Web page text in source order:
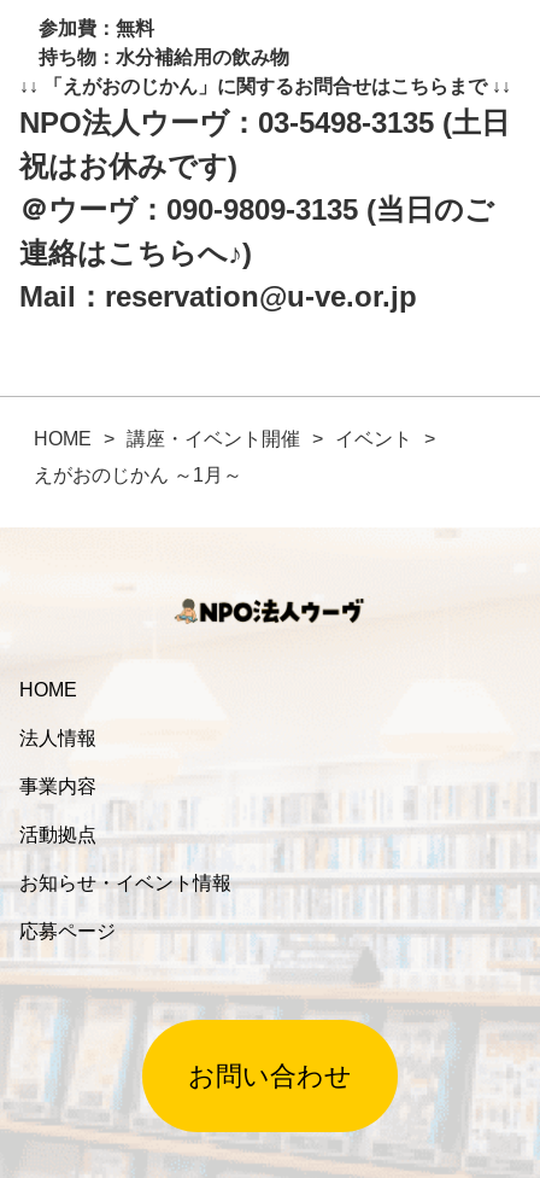
参加費：無料
持ち物：水分補給用の飲み物
↓↓ 「えがおのじかん」に関するお問合せはこちらまで ↓↓
NPO法人ウーヴ： 03-5498-3135 (土日
祝はお休みです)
＠ウーヴ： 090-9809-3135 (当日のご
連絡はこちらへ♪)
Mail： reservation@u-ve.or.jp
HOME 講座・イベント開催
イベント
えがおのじかん ～1月～
HOME
法人情報
事業内容
活動拠点
お知らせ・イベント情報
応募ページ
お問い合わせ